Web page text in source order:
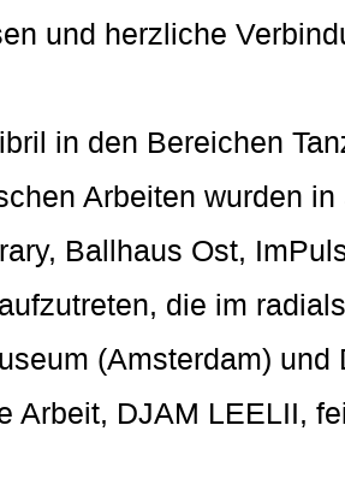
und herzliche
in den Bereichen
Arbeiten wurden
Ballhaus Ost,
die im
(Amsterdam) und
Arbeit, DJAM LEELII,